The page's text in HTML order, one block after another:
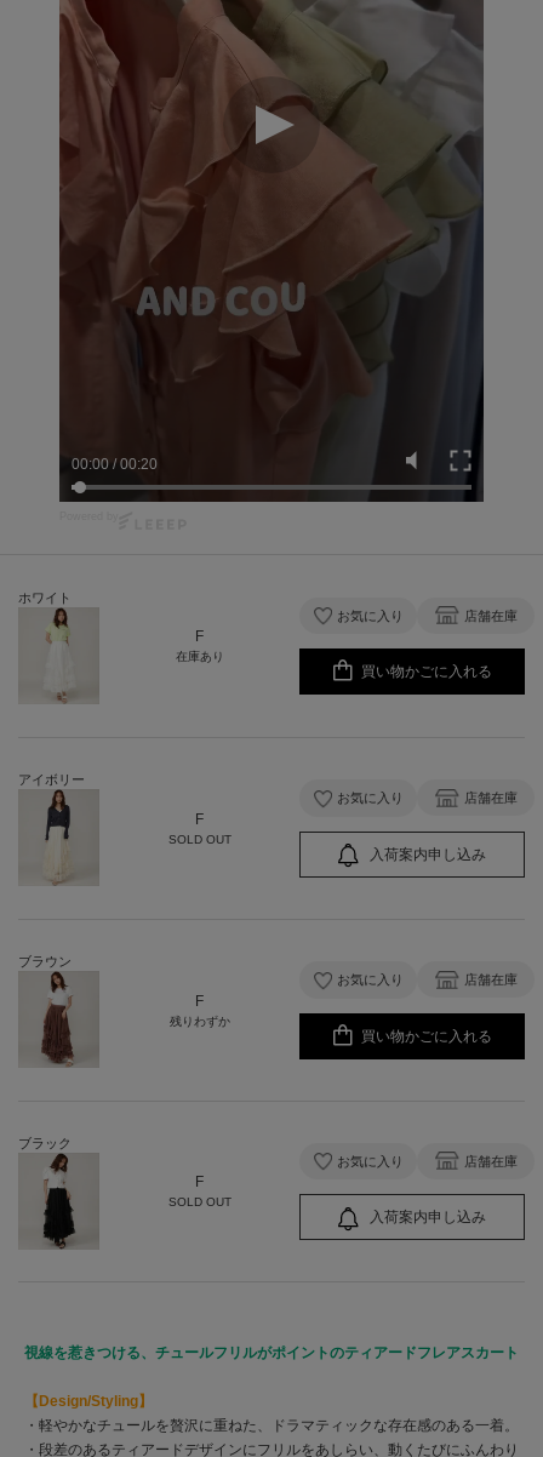
00:01 /00:20
ホワイト
F
在庫あり
お気に入り 店舗在庫
買い物かごに入れる
アイボリー
F
SOLD OUT
お気に入り 店舗在庫
入荷案内申し込み
ブラウン
F
残りわずか
お気に入り 店舗在庫
買い物かごに入れる
ブラック
F
SOLD OUT
お気に入り 店舗在庫
入荷案内申し込み
視線を惹きつける、チュールフリルがポイントのティアードフレアスカート
【Design/Styling】
・軽やかなチュールを贅沢に重ねた、ドラマティックな存在感のある一着。
・段差のあるティアードデザインにフリルをあしらい、動くたびにふんわり